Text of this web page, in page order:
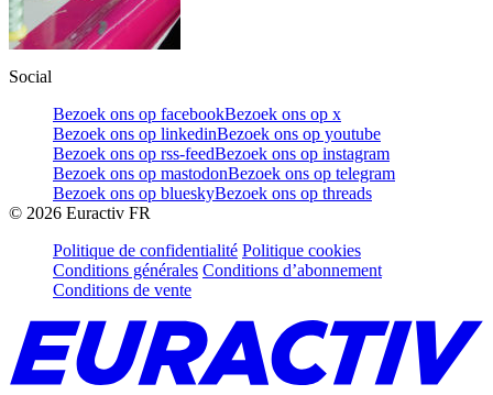
Social
Bezoek ons op facebookBezoek ons op x
Bezoek ons op linkedinBezoek ons op youtube
Bezoek ons op rss-feedBezoek ons op instagram
Bezoek ons op mastodonBezoek ons op telegram
Bezoek ons op blueskyBezoek ons op threads
© 2026 Euractiv FR
Politique de confidentialité Politique cookies
Conditions générales Conditions d’abonnement
Conditions de vente